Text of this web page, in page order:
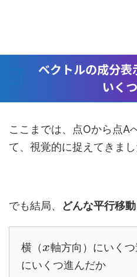
ベクトルの成分
いく
ここまでは、点Oから点A
て、視覚的に捉えてきまし
でも結局、 どんな平行移
横（x軸方向）にいく
にいくつ進んだか